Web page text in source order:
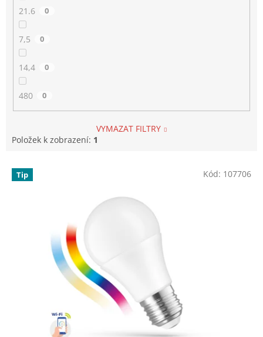
21.6 0
7,5 0
14,4 0
480 0
VYMAZAT FILTRY
Položek k zobrazení: 1
V Tip Kód: 107706